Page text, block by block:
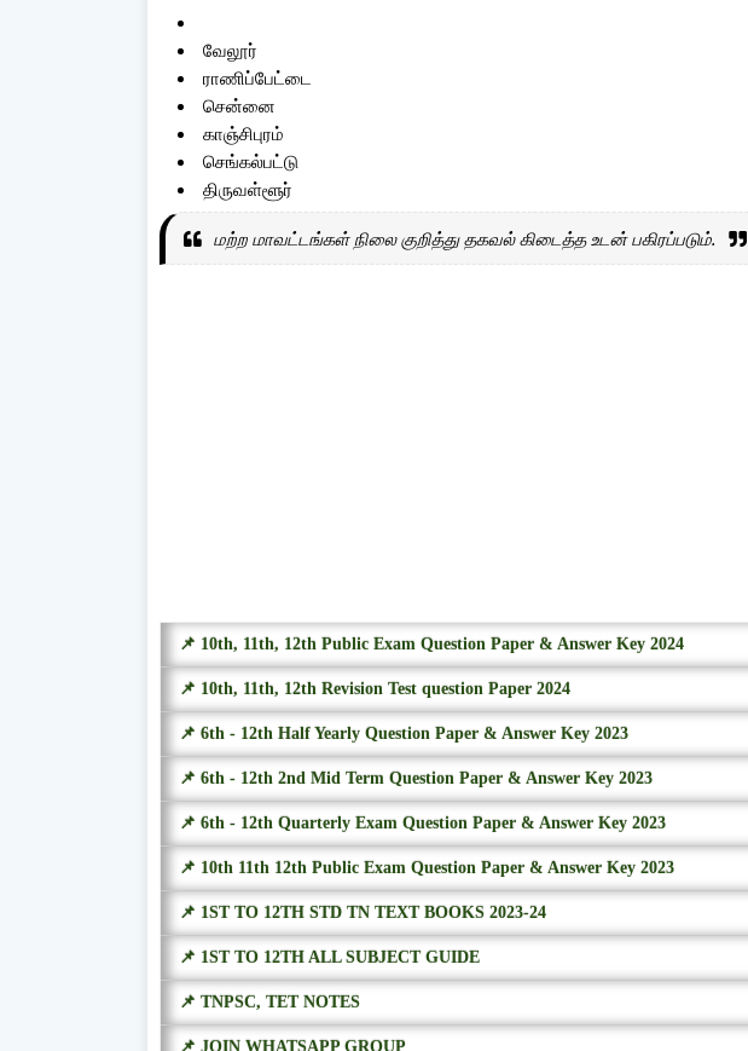
வேலூர்
ராணிப்பேட்டை
சென்னை
காஞ்சிபுரம்
செங்கல்பட்டு
திருவள்ளூர்
மற்ற மாவட்டங்கள் நிலை குறித்து தகவல் கிடைத்த உடன் பகிரப்படும்.
📌 10th, 11th, 12th Public Exam Question Paper & Answer Key 2024
📌 10th, 11th, 12th Revision Test question Paper 2024
📌 6th - 12th Half Yearly Question Paper & Answer Key 2023
📌 6th - 12th 2nd Mid Term Question Paper & Answer Key 2023
📌 6th - 12th Quarterly Exam Question Paper & Answer Key 2023
📌 10th 11th 12th Public Exam Question Paper & Answer Key 2023
📌 1ST TO 12TH STD TN TEXT BOOKS 2023-24
📌 1ST TO 12TH ALL SUBJECT GUIDE
📌 TNPSC, TET NOTES
📌 JOIN WHATSAPP GROUP